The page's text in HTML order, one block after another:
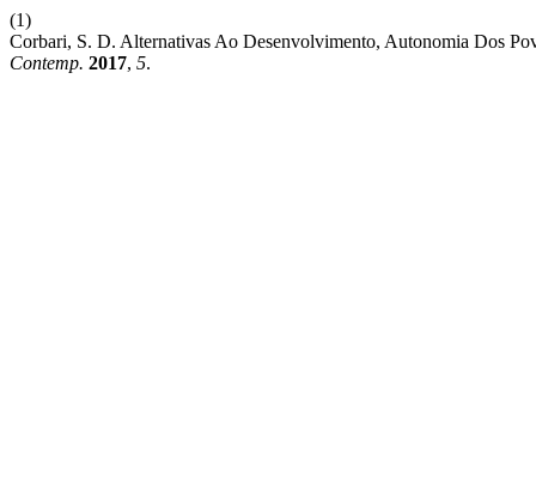
(1)
Corbari, S. D. Alternativas Ao Desenvolvimento, Autonomia Dos
Contemp. 2017, 5.